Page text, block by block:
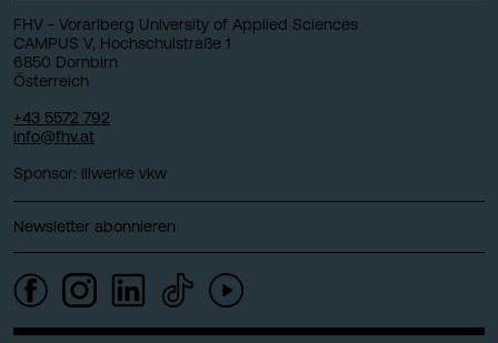
FHV - Vorarlberg University of Applied Sciences
CAMPUS V, Hochschulstraße 1
6850 Dornbirn
Österreich
+43 5572 792
info@fhv.at
Sponsor: illwerke vkw
Newsletter abonnieren